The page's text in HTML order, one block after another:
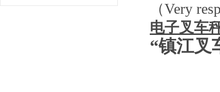
（Very
电子叉车
“镇江叉